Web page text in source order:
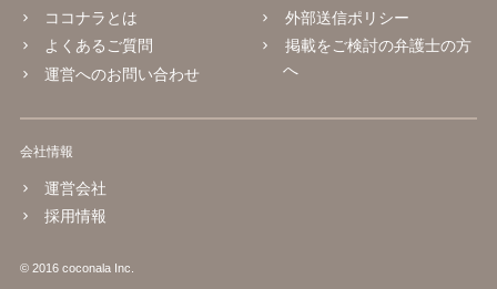
ココナラとは
よくあるご質問
運営へのお問い合わせ
外部送信ポリシー
掲載をご検討の弁護士の方
へ
会社情報
運営会社
採用情報
© 2016 coconala Inc.